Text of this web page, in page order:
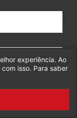
a próxima
experiência. Ao
isso. Para saber